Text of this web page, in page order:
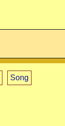
Song